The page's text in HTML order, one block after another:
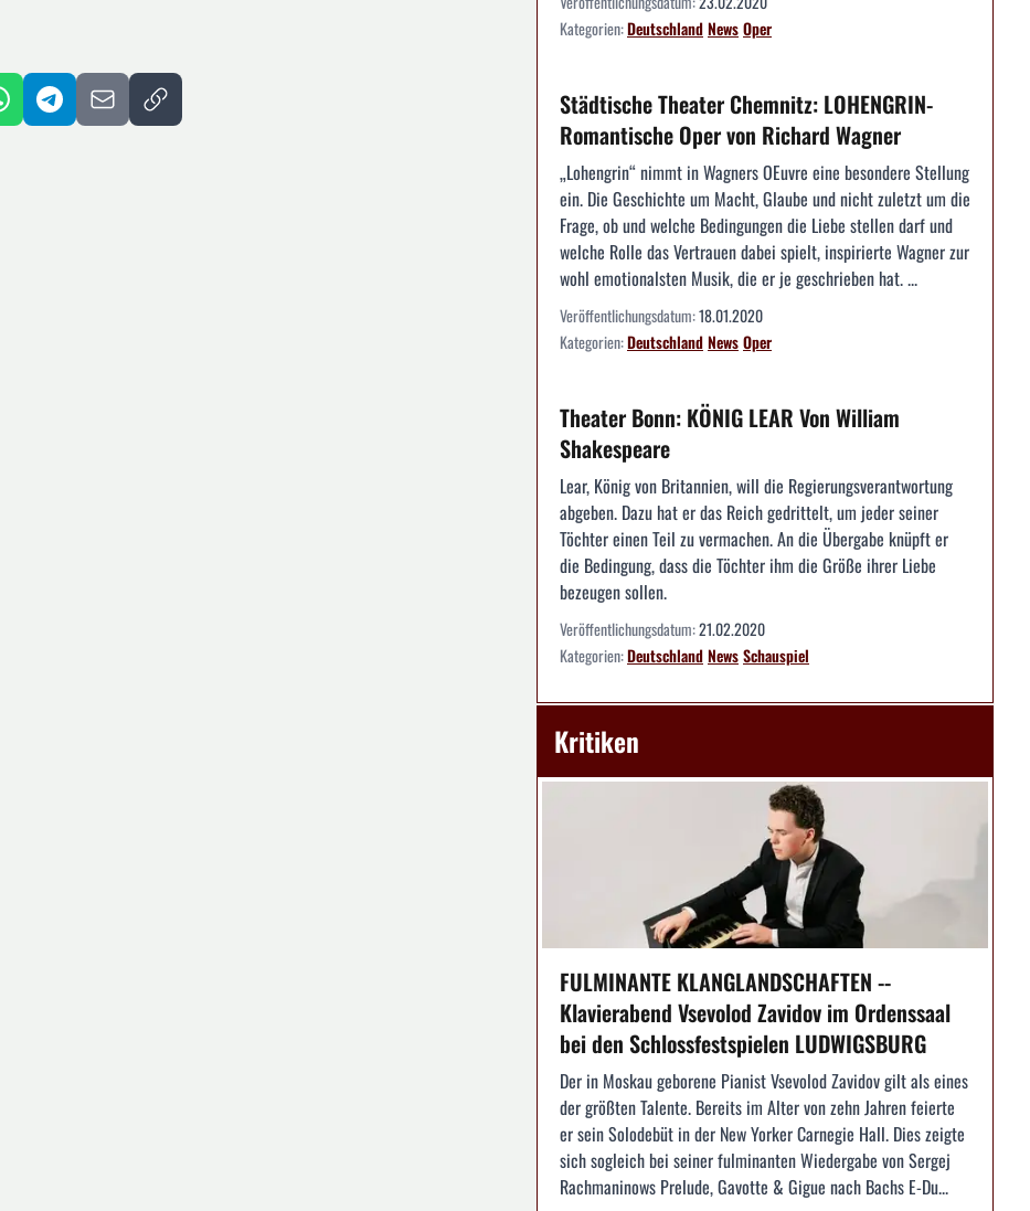
Kategorien:DeutschlandNewsOper
Städtische Theater Chemnitz: LOHENGRIN-
Romantische Oper von Richard Wagner
„Lohengrin“ nimmt in Wagners OEuvre eine besondere Stellung
ein. Die Geschichte um Macht, Glaube und nicht zuletzt um die
Frage, ob und welche Bedingungen die Liebe stellen darf und
welche Rolle das Vertrauen dabei spielt, inspirierte Wagner zur
wohl emotionalsten Musik, die er je geschrieben hat. ...
Veröffentlichungsdatum:18.01.2020
Kategorien:DeutschlandNewsOper
Theater Bonn: KÖNIG LEAR Von William
Shakespeare
Lear, König von Britannien, will die Regierungsverantwortung
abgeben. Dazu hat er das Reich gedrittelt, um jeder seiner
Töchter einen Teil zu vermachen. An die Übergabe knüpft er
die Bedingung, dass die Töchter ihm die Größe ihrer Liebe
bezeugen sollen.
Veröffentlichungsdatum:21.02.2020
Kategorien:DeutschlandNewsSchauspiel
Kritiken
FULMINANTE KLANGLANDSCHAFTEN --
Klavierabend Vsevolod Zavidov im Ordenssaal
bei den Schlossfestspielen LUDWIGSBURG
Der in Moskau geborene Pianist Vsevolod Zavidov gilt als eines
der größten Talente. Bereits im Alter von zehn Jahren feierte
er sein Solodebüt in der New Yorker Carnegie Hall. Dies zeigte
sich sogleich bei seiner fulminanten Wiedergabe von Sergej
Rachmaninows Prelude, Gavotte & Gigue nach Bachs E-Du...